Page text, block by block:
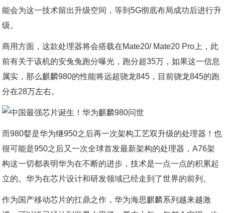
能会为这一技术留出升级空间，等到5G彻底布局成功后进行升
级。
商用方面，这款处理器将会搭载在Mate20/ Mate20 Pro上，此
前有关于该机的安兔兔跑分曝光，跑分超35万，如果这一信息
属实，那么麒麟980的性能将远超骁龙845，目前骁龙845的跑
分在28万左右。
而980㛑是华为继950之后再一次架构工艺双升级的处理器！也
很可能是950之后又一次全球首发最新架构的处理器，A76架
构这一切都表明华为在不断的进步，技术是一点一点的积累起
立的。华为在芯片设计和研发领域已经走到了世界的前列。
作为国产移动芯片的扛鼎之作，华为海思麒麟系列越来越激